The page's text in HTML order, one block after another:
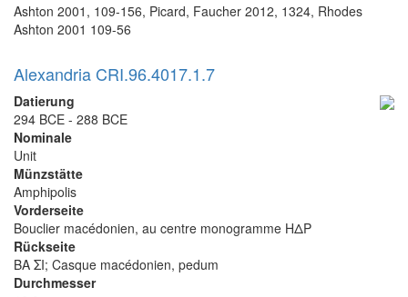
Ashton 2001, 109-156, Picard, Faucher 2012, 1324, Rhodes
Ashton 2001 109-56
Alexandria CRI.96.4017.1.7
Datierung
294 BCE - 288 BCE
Nominale
Unit
Münzstätte
Amphipolis
Vorderseite
Bouclier macédonien, au centre monogramme ΗΔΡ
Rückseite
ΒΑ ΣΙ; Casque macédonien, pedum
Durchmesser